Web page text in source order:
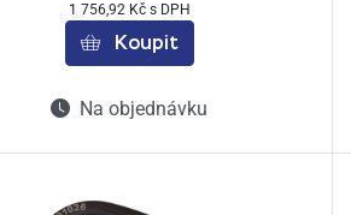
1 756,92 Kč s DPH
Koupit
Na objednávku